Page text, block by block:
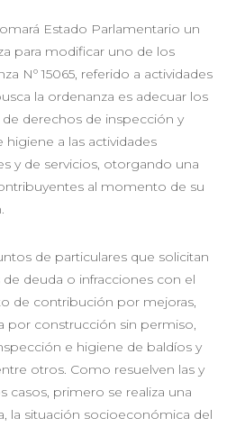
Estado Parlamentario un
para modificar uno de los
Nº 15065, referido a actividades
la ordenanza es adecuar los
derechos de inspección y
a las actividades
y de servicios, otorgando una
al momento de su
de particulares que solicitan
deuda o infracciones con el
de contribución por mejoras,
por construcción sin permiso,
e higiene de baldíos y
otros. Como resuelven las y
casos, primero se realiza una
la situación socioeconómica del